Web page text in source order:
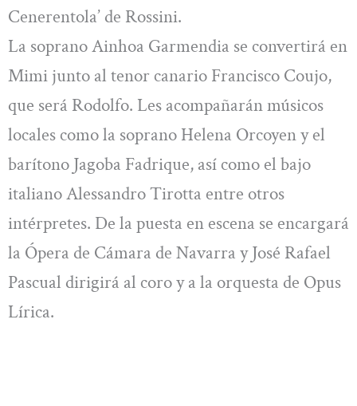
Cenerentola’ de Rossini.
La soprano Ainhoa Garmendia se convertirá en
Mimi junto al tenor canario Francisco Coujo,
que será Rodolfo. Les acompañarán músicos
locales como la soprano Helena Orcoyen y el
barítono Jagoba Fadrique, así como el bajo
italiano Alessandro Tirotta entre otros
intérpretes. De la puesta en escena se encargará
la Ópera de Cámara de Navarra y José Rafael
Pascual dirigirá al coro y a la orquesta de Opus
Lírica.